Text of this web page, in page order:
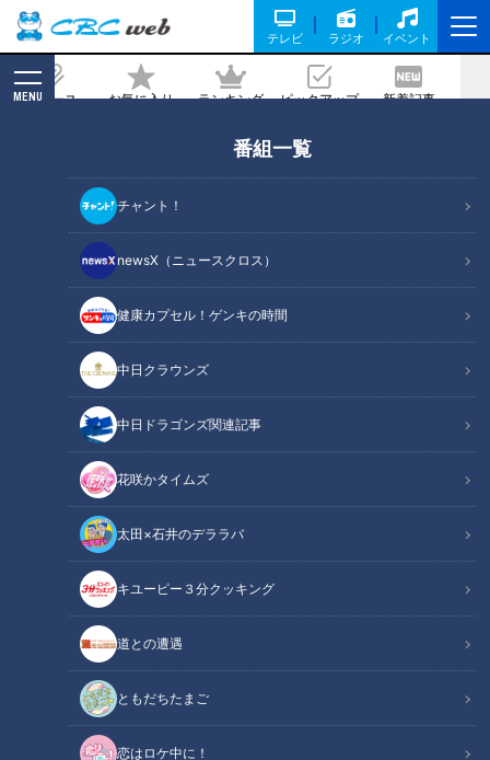
テレビ ラジオ イベント
ニュース お気に入り ランキング ピックアップ 新着記事
MENU
番組一覧
チャント！
newsX（ニュースクロス）
健康カプセル！ゲンキの時間
中日クラウンズ
中日ドラゴンズ関連記事
花咲かタイムズ
太田×石井のデララバ
キユーピー３分クッキング
道との遭遇
ともだちたまご
恋はロケ中に！
等ライス』を調査！ お客さんが名付け
親！ 復活した懐かしの味
2023/05/01 17:25
チャント！
いただきます！ほぼ地元だけ愛されフード
その町以外ではあまり知られていないけど…地元の人はみんな
知っている！ その町で生まれ、町に根づく愛されフード。